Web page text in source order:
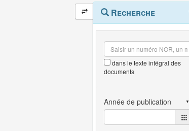
Navigation
et
outils
annexes
Menu
contextuel
Recherche
dans le texte intégral des
documents